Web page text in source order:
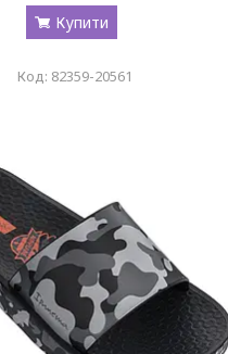
Купити
82359-20561